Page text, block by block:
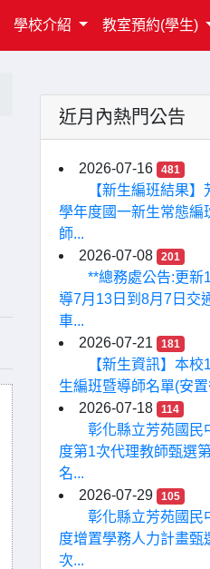
學校介紹 教室預約(學生)
近月內熱門公告
2026-07-16 481
【新生編班結果
學年度國一新生常態編
師...
2026-07-08
201
**總務處公告:更新
導7月13日到8月7日交
車...
2026-07-21
181
【新生資訊】本
生編班暨導師名單(安
2026-07-18
114
彰化縣立芳苑國民
度第1次代理教師甄選
名...
2026-07-29
105
彰化縣立芳苑國民
度增置學務人力計畫甄
次...